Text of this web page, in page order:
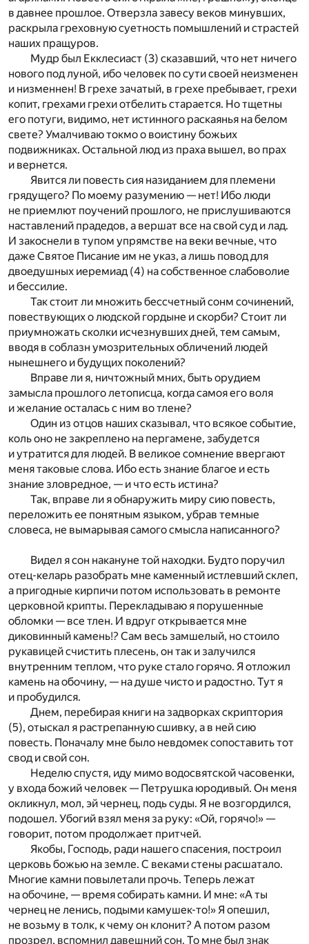
в давнее прошлое. Отверзла завесу веков минувших,
раскрыла греховную суетность помышлений и страстей
наших пращуров.
Мудр был Екклесиаст (3) сказавший, что нет ничего
нового под луной, ибо человек по сути своей неизменен
и низменнен! В грехе зачатый, в грехе пребывает, грехи
копит, грехами грехи отбелить старается. Но тщетны
его потуги, видимо, нет истинного раскаянья на белом
свете? Умалчиваю токмо о воистину божьих
подвижниках. Остальной люд из праха вышел, во прах
и вернется.
Явится ли повесть сия назиданием для племени
грядущего? По моему разумению — нет! Ибо люди
не приемлют поучений прошлого, не прислушиваются
наставлений прадедов, а вершат все на свой суд и лад.
И закоснели в тупом упрямстве на веки вечные, что
даже Святое Писание им не указ, а лишь повод для
двоедушных иеремиад (4) на собственное слабоволие
и бессилие.
Так стоит ли множить бессчетный сонм сочинений,
повествующих о людской гордыне и скорби? Стоит ли
приумножать сколки исчезнувших дней, тем самым,
вводя в соблазн умозрительных обличений людей
нынешнего и будущих поколений?
Вправе ли я, ничтожный мних, быть орудием
замысла прошлого летописца, когда самоя его воля
и желание осталась с ним во тлене?
Один из отцов наших сказывал, что всякое событие,
коль оно не закреплено на пергамене, забудется
и утратится для людей. В великое сомнение ввергают
меня таковые слова. Ибо есть знание благое и есть
знание зловредное, — и что есть истина?
Так, вправе ли я обнаружить миру сию повесть,
переложить ее понятным языком, убрав темные
словеса, не вымарывая самого смысла написанного?
Видел я сон накануне той находки. Будто поручил
отец-келарь разобрать мне каменный истлевший склеп,
а пригодные кирпичи потом использовать в ремонте
церковной крипты. Перекладываю я порушенные
обломки — все тлен. И вдруг открывается мне
диковинный камень!? Сам весь замшелый, но стоило
рукавицей счистить плесень, он так и залучился
внутренним теплом, что руке стало горячо. Я отложил
камень на обочину, — на душе чисто и радостно. Тут я
и пробудился.
Днем, перебирая книги на задворках скриптория
(5), отыскал я растрепанную сшивку, а в ней сию
повесть. Поначалу мне было невдомек сопоставить тот
свод и свой сон.
Неделю спустя, иду мимо водосвятской часовенки,
у входа божий человек — Петрушка юродивый. Он меня
окликнул, мол, эй чернец, подь суды. Я не возгордился,
подошел. Убогий взял меня за руку: «Ой, горячо!» —
говорит, потом продолжает притчей.
Якобы, Господь, ради нашего спасения, построил
церковь божью на земле. С веками стены расшатало.
Многие камни повылетали прочь. Теперь лежат
на обочине, — время собирать камни. И мне: «А ты
чернец не ленись, подыми камушек-то!» Я опешил,
не возьму в толк, к чему он клонит? А потом разом
прозрел, вспомнил давешний сон. То мне был знак